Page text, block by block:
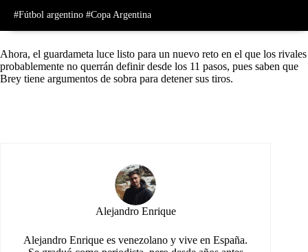
#Fútbol argentino #Copa Argentina
Ahora, el guardameta luce listo para un nuevo reto en el que los rivales
probablemente no querrán definir desde los 11 pasos, pues saben que
Brey tiene argumentos de sobra para detener sus tiros.
Alejandro Enrique
Alejandro Enrique es venezolano y vive en España.